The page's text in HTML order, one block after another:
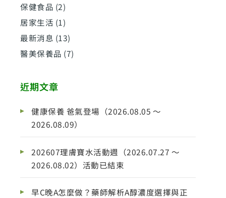
保健食品 (2)
居家生活 (1)
最新消息 (13)
醫美保養品 (7)
近期文章
健康保養 爸氣登場（2026.08.05 ～
2026.08.09）
202607理膚寶水活動週（2026.07.27 ～
2026.08.02）活動已結束
早C晚A怎麼做？藥師解析A醇濃度選擇與正